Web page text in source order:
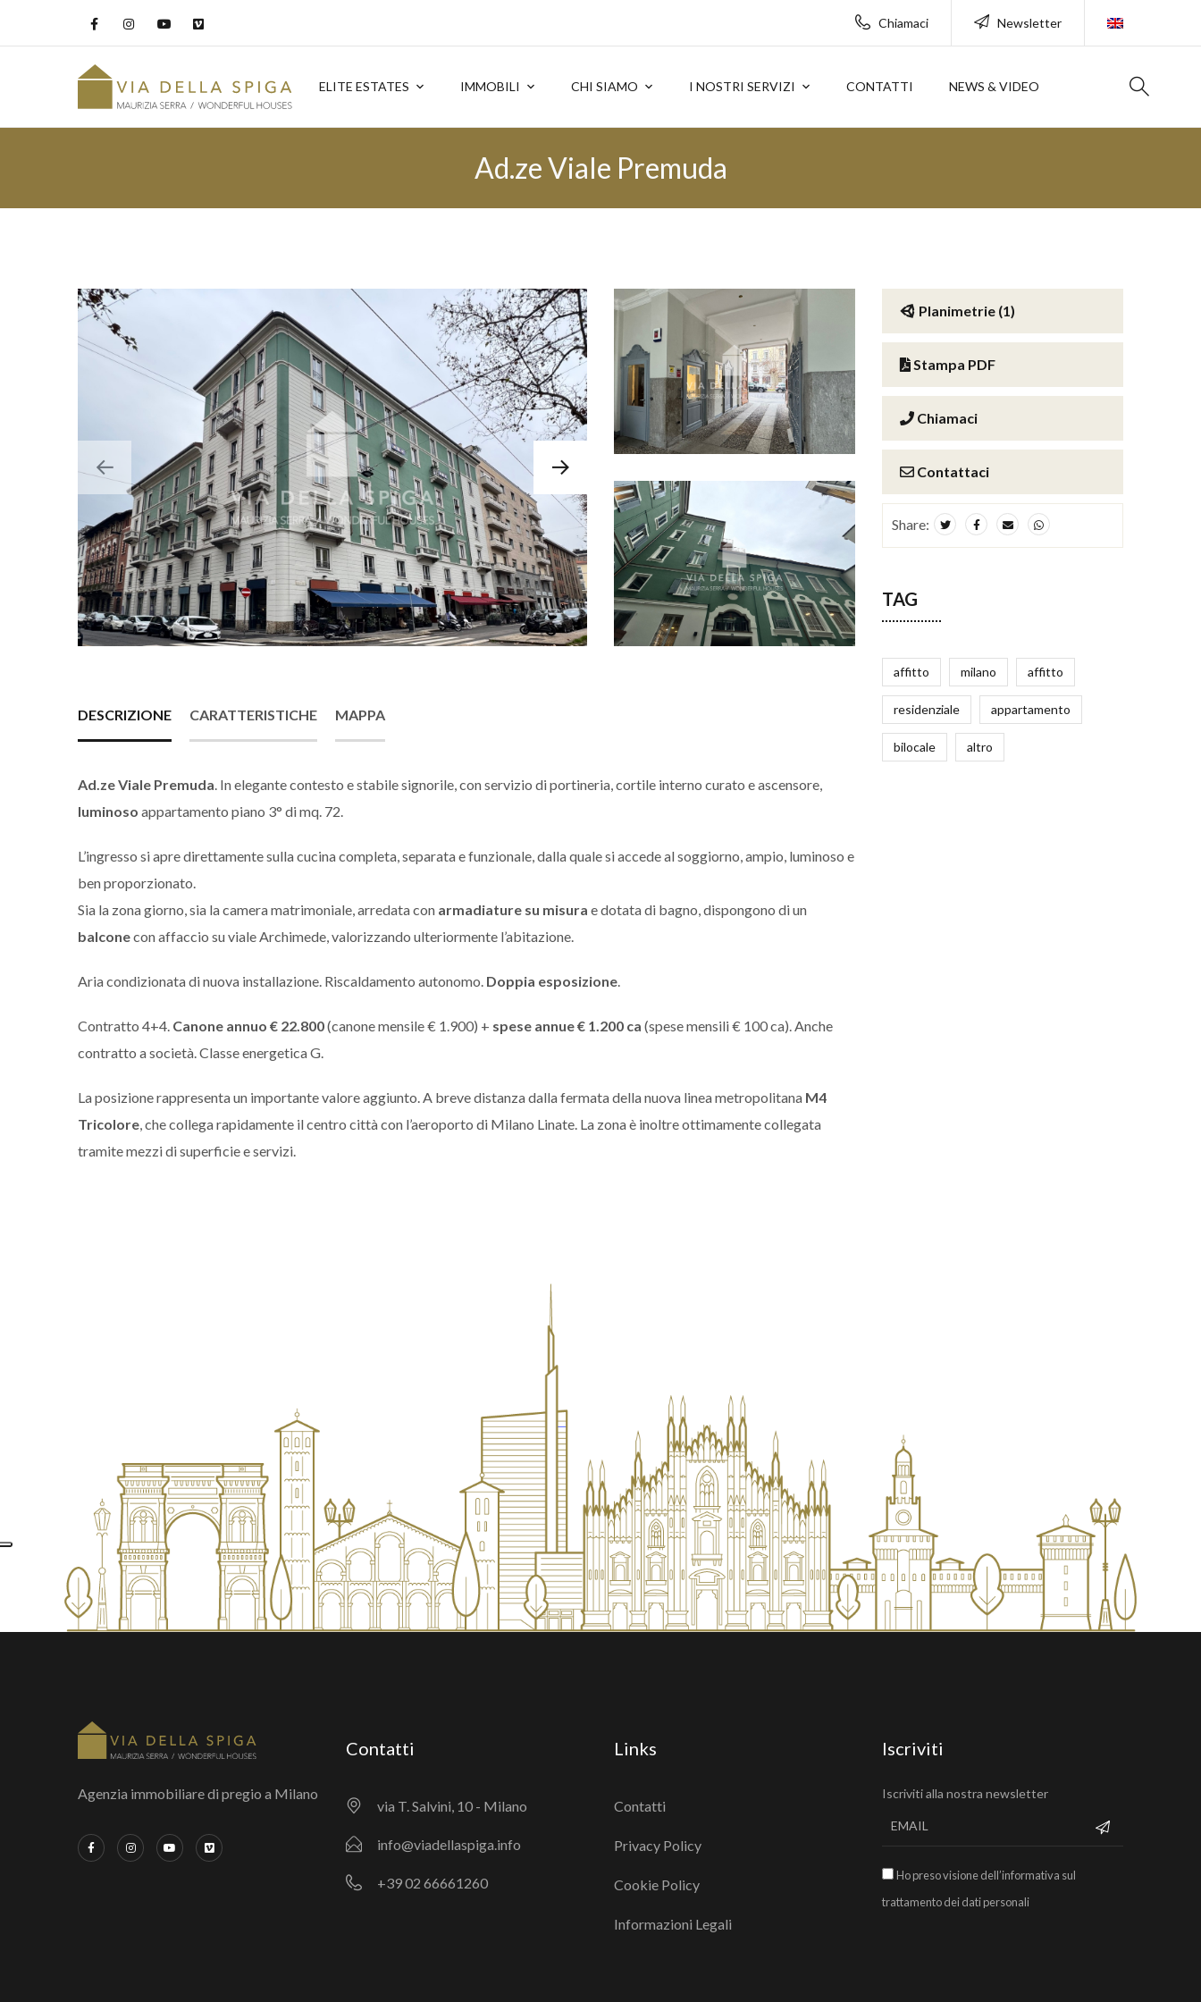
Chiamaci Newsletter
ELITE ESTATES IMMOBILI CHI SIAMO I NOSTRI SERVIZI CONTATTI NEWS & VIDEO
Ad.ze Viale Premuda
DESCRIZIONE CARATTERISTICHE MAPPA
Ad.ze Viale Premuda. In elegante contesto e stabile signorile, con servizio di portineria, cortile interno curato e ascensore,
luminoso appartamento piano 3° di mq. 72.
L’ingresso si apre direttamente sulla cucina completa, separata e funzionale, dalla quale si accede al soggiorno, ampio, luminoso e
ben proporzionato.
Sia la zona giorno, sia la camera matrimoniale, arredata con armadiature su misura e dotata di bagno, dispongono di un
balconecon affaccio su viale Archimede, valorizzando ulteriormente l’abitazione.
Aria condizionata di nuova installazione. Riscaldamento autonomo. Doppia esposizione.
Contratto 4+4. Canone annuo € 22.800(canone mensile € 1.900) + spese annue € 1.200 ca (spese mensili € 100 ca). Anche
contratto a società. Classe energetica G.
La posizione rappresenta un importante valore aggiunto. A breve distanza dalla fermata della nuova linea metropolitana M4
Tricolore, che collega rapidamente il centro città con l’aeroporto di Milano Linate. La zona è inoltre ottimamente collegata
tramite mezzi di superficie e servizi.
Planimetrie (1)
Stampa PDF
Chiamaci
Contattaci
Share:
TAG
affitto milano affitto
residenziale appartamento
bilocale altro
Agenzia immobiliare di pregio a Milano
Contatti
via T. Salvini, 10 - Milano
info@viadellaspiga.info
+39 02 66661260
Links
Contatti
Privacy Policy
Cookie Policy
Informazioni Legali
Iscriviti
Iscriviti alla nostra newsletter
Ho preso visione dell’informativa sul
trattamento dei dati personali